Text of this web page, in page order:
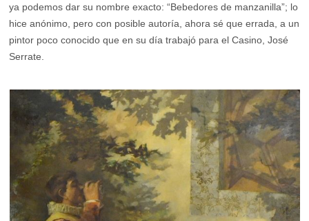
ya podemos dar su nombre exacto: “Bebedores de manzanilla”; lo
hice anónimo, pero con posible autoría, ahora sé que errada, a un
pintor poco conocido que en su día trabajó para el Casino, José
Serrate.